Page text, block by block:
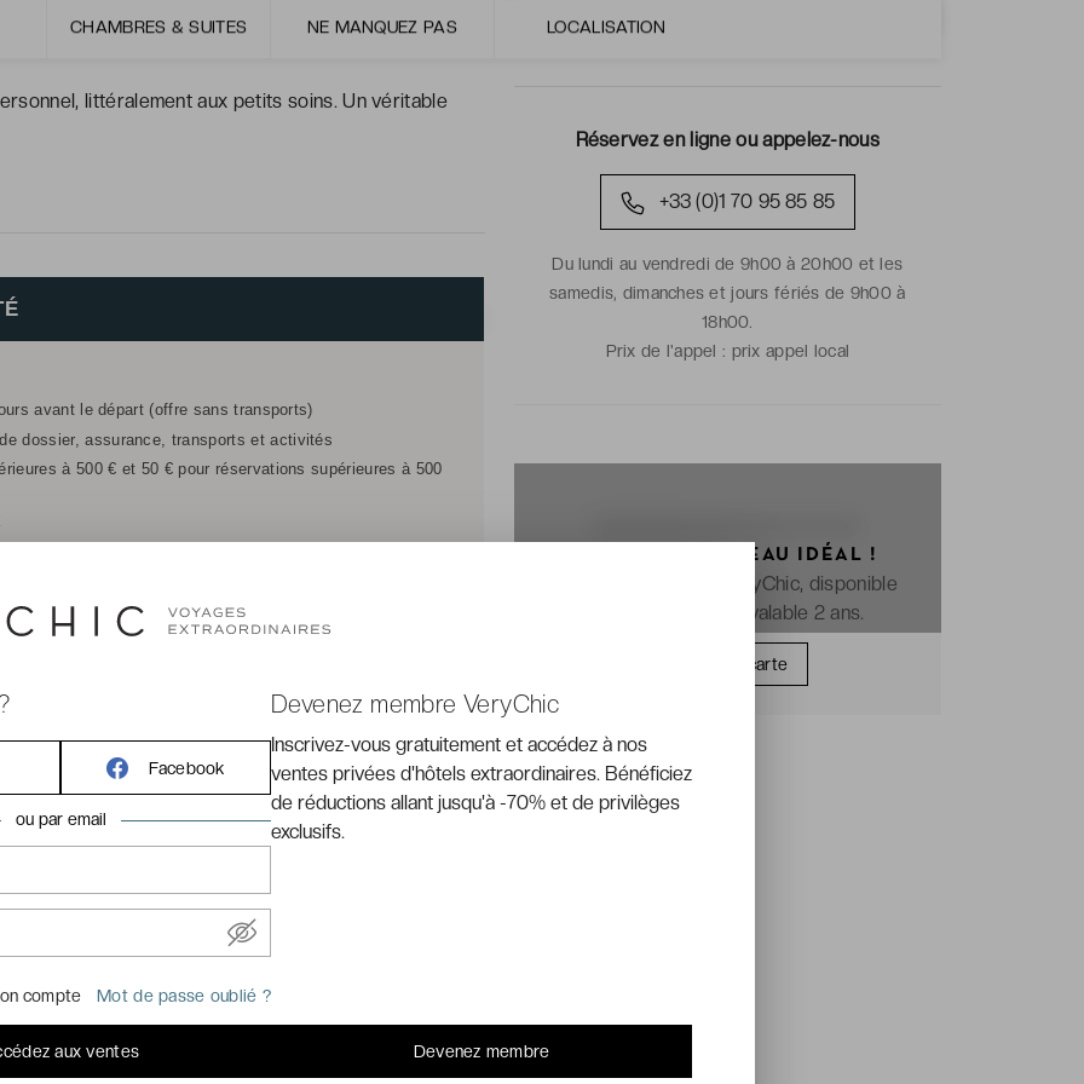
CHAMBRES & SUITES NE MANQUEZ PAS LOCALISATION
découvrir une incroyable région au rythme de la
littéralement aux petits soins. Un véritable
élégance et raffinement sous
son surnom d’Île de Beauté. À une heure et demie
plus pure expression. Celle de paysages à couper le
mer turquoise et montagnes majestueuses. Celle,
avant le départ (offre sans transports)
dossier, assurance, transports et activités
à 500 € et 50 € pour réservations supérieures à 500
Réservez en ligne ou appelez-nous
+33 (0)1 70 95 85 85
Du lundi au vendredi de 9h00 à 20h00 et les
samedis, dimanches et jours fériés de 9h00 à
18h00.
Prix de l'appel : prix appel local
OFFREZ LE CADEAU IDÉAL !
La e-carte cadeau VeryChic, disponible
immédiatement et valable 2 ans.
Offrir une carte
Facebook
ou par email
compte Mot de passe oublié ?
aux ventes
Devenez membre VeryChic
Inscrivez-vous gratuitement et accédez à nos
ventes privées d'hôtels extraordinaires. Bénéficiez
de réductions allant jusqu'à -70% et de privilèges
exclusifs.
Devenez membre